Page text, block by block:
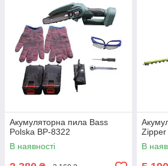
Акумуляторна пила Bass
Polska BP-8322
В наявності
Zipper
В